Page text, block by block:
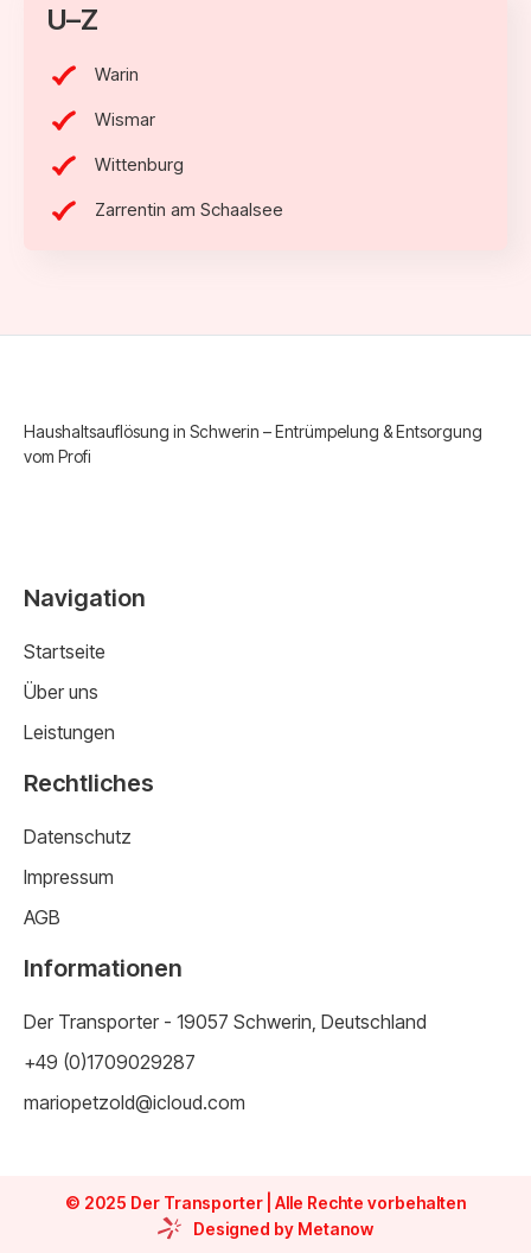
U–Z
Warin
Wismar
Wittenburg
Zarrentin am Schaalsee
Haushaltsauflösung in Schwerin – Entrümpelung & Entsorgung
vom Profi
Navigation
Startseite
Über uns
Leistungen
Rechtliches
Datenschutz
Impressum
AGB
Informationen
Der Transporter - 19057 Schwerin, Deutschland
+49 (0)1709029287
mariopetzold@icloud.com
© 2025 Der Transporter | Alle Rechte vorbehalten
Designed by Metanow